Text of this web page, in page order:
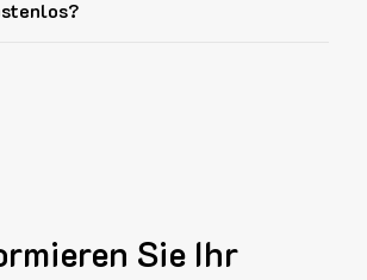
Sie Ihr